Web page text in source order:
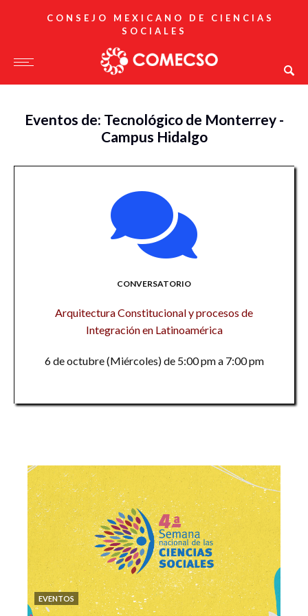
CONSEJO MEXICANO DE CIENCIAS
SOCIALES
Eventos de: Tecnológico de Monterrey -
Campus Hidalgo
CONVERSATORIO
Arquitectura Constitucional y procesos de
Integración en Latinoamérica
6 de octubre (Miércoles) de 5:00 pm a 7:00 pm
EVENTOS